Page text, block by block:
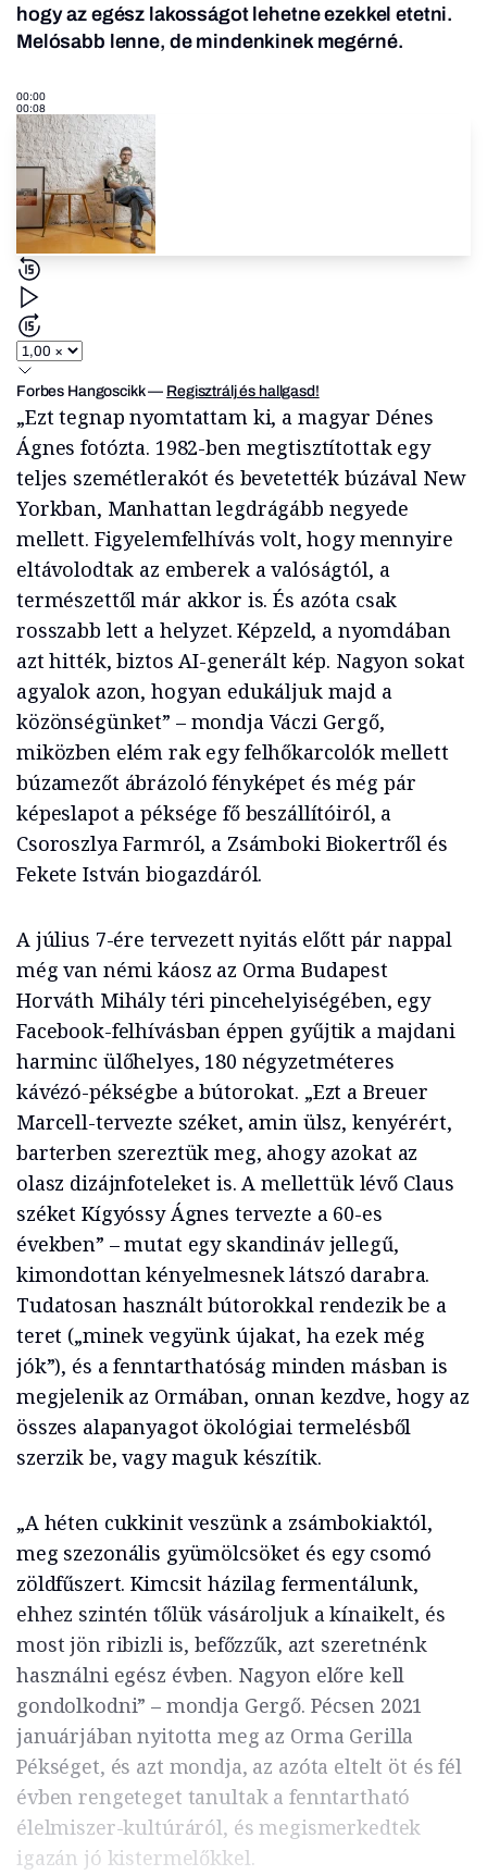
hogy az egész lakosságot lehetne ezekkel etetni.
Melósabb lenne, de mindenkinek megérné.
00:00
00:08
Forbes Hangoscikk— Regisztrálj és hallgasd!
„Ezt tegnap nyomtattam ki, a magyar Dénes
Ágnes fotózta. 1982-ben megtisztítottak egy
teljes szemétlerakót és bevetették búzával New
Yorkban, Manhattan legdrágább negyede
mellett. Figyelemfelhívás volt, hogy mennyire
eltávolodtak az emberek a valóságtól, a
természettől már akkor is. És azóta csak
rosszabb lett a helyzet. Képzeld, a nyomdában
azt hitték, biztos AI-generált kép. Nagyon sokat
agyalok azon, hogyan edukáljuk majd a
közönségünket” – mondja Váczi Gergő,
miközben elém rak egy felhőkarcolók mellett
búzamezőt ábrázoló fényképet és még pár
képeslapot a péksége fő beszállítóiról, a
Csoroszlya Farmról, a Zsámboki Biokertről és
Fekete István biogazdáról.
A július 7-ére tervezett nyitás előtt pár nappal
még van némi káosz az Orma Budapest
Horváth Mihály téri pincehelyiségében, egy
Facebook-felhívásban éppen gyűjtik a majdani
harminc ülőhelyes, 180 négyzetméteres
kávézó-pékségbe a bútorokat. „Ezt a Breuer
Marcell-tervezte széket, amin ülsz, kenyérért,
barterben szereztük meg, ahogy azokat az
olasz dizájnfoteleket is. A mellettük lévő Claus
széket Kígyóssy Ágnes tervezte a 60-es
években” – mutat egy skandináv jellegű,
kimondottan kényelmesnek látszó darabra.
Tudatosan használt bútorokkal rendezik be a
teret („minek vegyünk újakat, ha ezek még
jók”), és a fenntarthatóság minden másban is
megjelenik az Ormában, onnan kezdve, hogy az
összes alapanyagot ökológiai termelésből
szerzik be, vagy maguk készítik.
„A héten cukkinit veszünk a zsámbokiaktól,
meg szezonális gyümölcsöket és egy csomó
zöldfűszert. Kimcsit házilag fermentálunk,
ehhez szintén tőlük vásároljuk a kínaikelt, és
most jön ribizli is, befőzzűk, azt szeretnénk
használni egész évben. Nagyon előre kell
gondolkodni” – mondja Gergő. Pécsen 2021
januárjában nyitotta meg az Orma Gerilla
Pékséget, és azt mondja, az azóta eltelt öt és fél
évben rengeteget tanultak a fenntartható
élelmiszer-kultúráról, és megismerkedtek
igazán jó kistermelőkkel.